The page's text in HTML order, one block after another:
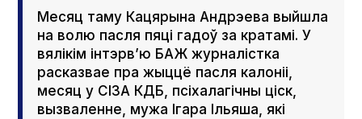
Месяц таму Кацярына Андрэева выйшла
на волю пасля пяці гадоў за кратамі. У
вялікім інтэрв’ю БАЖ журналістка
расказвае пра жыццё пасля калоніі,
месяц у СІЗА КДБ, псіхалагічны ціск,
вызваленне, мужа Ігара Ільяша, які